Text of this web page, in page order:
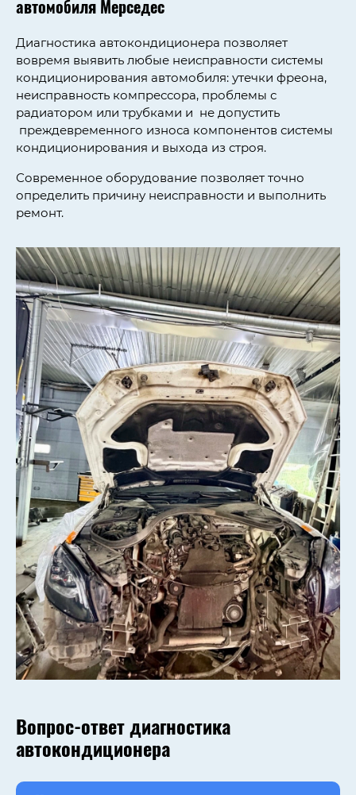
автомобиля Мерседес
Диагностика автокондиционера позволяет
вовремя выявить любые неисправности системы
кондиционирования автомобиля: утечки фреона,
неисправность компрессора, проблемы с
радиатором или трубками и не допустить
преждевременного износа компонентов системы
кондиционирования и выхода из строя.
Современное оборудование позволяет точно
определить причину неисправности и выполнить
ремонт.
Вопрос-ответ диагностика
автокондиционера